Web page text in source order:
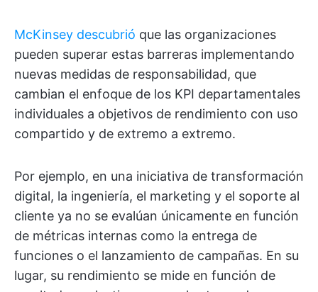
McKinsey descubrió que las organizaciones
pueden superar estas barreras implementando
nuevas medidas de responsabilidad, que
cambian el enfoque de los KPI departamentales
individuales a objetivos de rendimiento con uso
compartido y de extremo a extremo.
Por ejemplo, en una iniciativa de transformación
digital, la ingeniería, el marketing y el soporte al
cliente ya no se evalúan únicamente en función
de métricas internas como la entrega de
funciones o el lanzamiento de campañas. En su
lugar, su rendimiento se mide en función de